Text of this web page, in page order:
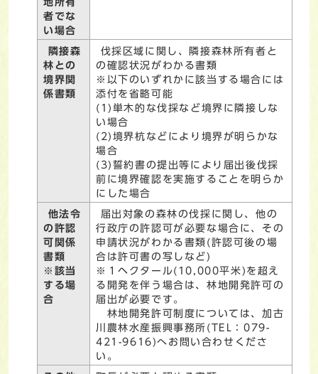
者でな
い場合
隣接森
林との
境界関
係書類
伐採区域に関し、隣接森林所有者と
の確認状況がわかる書類
※以下のいずれかに該当する場合には
添付を省略可能
(1)単木的な伐採など境界に隣接しな
い場合
(2)境界杭などにより境界が明らかな
場合
(3)誓約書の提出等により届出後伐採
前に境界確認を実施することを明らか
にした場合
他法令
の許認
可関係
書類
※該当
する場
合
届出対象の森林の伐採に関し、他の
行政庁の許認可が必要な場合に、その
申請状況がわかる書類(許認可後の場
合は許可書の写しなど)
※１ヘクタール(10,000平米)を超え
る開発を伴う場合は、林地開発許可の
届出が必要です。
林地開発許可制度については、加古
川農林水産振興事務所(TEL：079-
421-9616)へお問い合わせくださ
い。